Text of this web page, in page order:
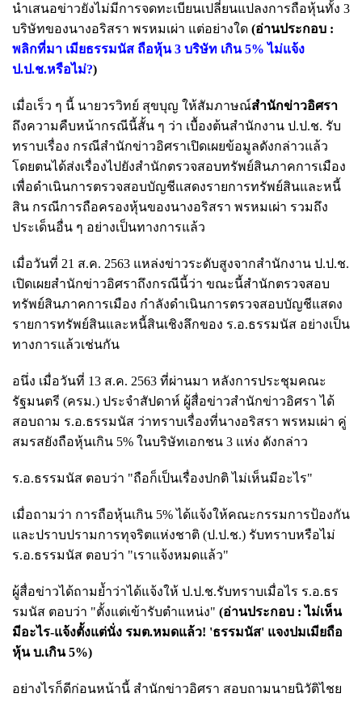
นำเสนอข่าวยังไม่มีการจดทะเบียนเปลี่ยนแปลงการถือหุ้นทั้ง 3
บริษัทของนางอริสรา พรหมเผ่า แต่อย่างใด (อ่านประกอบ :
พลิกที่มา เมียธรรมนัส ถือหุ้น 3 บริษัท เกิน 5% ไม่แจ้ง
ป.ป.ช.หรือไม่?)
เมื่อเร็ว ๆ นี้ นายวรวิทย์ สุขบุญ ให้สัมภาษณ์สำนักข่าวอิศรา
ถึงความคืบหน้ากรณีนี้สั้น ๆ ว่า เบื้องต้นสำนักงาน ป.ป.ช. รับ
ทราบเรื่อง กรณีสำนักข่าวอิศราเปิดเผยข้อมูลดังกล่าวแล้ว
โดยตนได้ส่งเรื่องไปยังสำนักตรวจสอบทรัพย์สินภาคการเมือง
เพื่อดำเนินการตรวจสอบบัญชีแสดงรายการทรัพย์สินและหนี้
สิน กรณีการถือครองหุ้นของนางอริสรา พรหมเผ่า รวมถึง
ประเด็นอื่น ๆ อย่างเป็นทางการแล้ว
เมื่อวันที่ 21 ส.ค. 2563 แหล่งข่าวระดับสูงจากสำนักงาน ป.ป.ช.
เปิดเผยสำนักข่าวอิศราถึงกรณีนี้ว่า ขณะนี้สำนักตรวจสอบ
ทรัพย์สินภาคการเมือง กำลังดำเนินการตรวจสอบบัญชีแสดง
รายการทรัพย์สินและหนี้สินเชิงลึกของ ร.อ.ธรรมนัส อย่างเป็น
ทางการแล้วเช่นกัน
อนึ่ง เมื่อวันที่ 13 ส.ค. 2563 ที่ผ่านมา หลังการประชุมคณะ
รัฐมนตรี (ครม.) ประจำสัปดาห์ ผู้สื่อข่าวสำนักข่าวอิศรา ได้
สอบถาม ร.อ.ธรรมนัส ว่าทราบเรื่องที่นางอริสรา พรหมเผ่า คู่
สมรสยังถือหุ้นเกิน 5% ในบริษัทเอกชน 3 แห่ง ดังกล่าว
ร.อ.ธรรมนัส ตอบว่า "ถือก็เป็นเรื่องปกติ ไม่เห็นมีอะไร"
เมื่อถามว่า การถือหุ้นเกิน 5% ได้แจ้งให้คณะกรรมการป้องกัน
และปราบปรามการทุจริตแห่งชาติ (ป.ป.ช.) รับทราบหรือไม่
ร.อ.ธรรมนัส ตอบว่า "เราแจ้งหมดแล้ว"
ผู้สื่อข่าวได้ถามย้ำว่าได้แจ้งให้ ป.ป.ช.รับทราบเมื่อไร ร.อ.ธร
รมนัส ตอบว่า "ตั้งแต่เข้ารับตำแหน่ง" (อ่านประกอบ :ไม่เห็น
มีอะไร-แจ้งตั้งแต่นั่ง รมต.หมดแล้ว! 'ธรรมนัส' แจงปมเมียถือ
หุ้น บ.เกิน 5%)
อย่างไรก็ดีก่อนหน้านี้ สำนักข่าวอิศรา สอบถามนายนิวัติไชย